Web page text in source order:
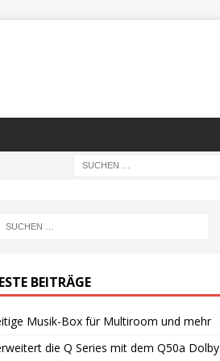
BEITRÄGE
Musik-Box für Multiroom und mehr
die Q Series mit dem Q50a Dolby